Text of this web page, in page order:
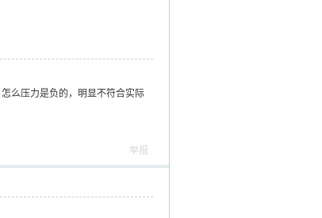
么压力是负的，明显不符合实际
举报